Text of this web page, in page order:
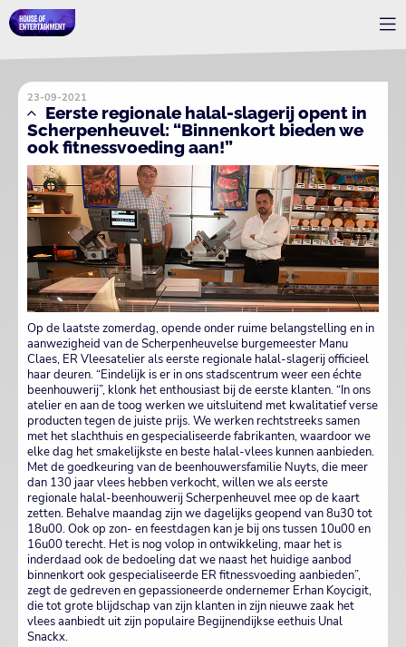
23-09-2021
Eerste regionale halal-slagerij opent in
Scherpenheuvel: “Binnenkort bieden we
ook fitnessvoeding aan!”
Op de laatste zomerdag, opende onder ruime belangstelling en in
aanwezigheid van de Scherpenheuvelse burgemeester Manu
Claes, ER Vleesatelier als eerste regionale halal-slagerij officieel
haar deuren. “Eindelijk is er in ons stadscentrum weer een échte
beenhouwerij”, klonk het enthousiast bij de eerste klanten. “In ons
atelier en aan de toog werken we uitsluitend met kwalitatief verse
producten tegen de juiste prijs. We werken rechtstreeks samen
met het slachthuis en gespecialiseerde fabrikanten, waardoor we
elke dag het smakelijkste en beste halal-vlees kunnen aanbieden.
Met de goedkeuring van de beenhouwersfamilie Nuyts, die meer
dan 130 jaar vlees hebben verkocht, willen we als eerste
regionale halal-beenhouwerij Scherpenheuvel mee op de kaart
zetten. Behalve maandag zijn we dagelijks geopend van 8u30 tot
18u00. Ook op zon- en feestdagen kan je bij ons tussen 10u00 en
16u00 terecht. Het is nog volop in ontwikkeling, maar het is
inderdaad ook de bedoeling dat we naast het huidige aanbod
binnenkort ook gespecialiseerde ER fitnessvoeding aanbieden”,
zegt de gedreven en gepassioneerde ondernemer Erhan Koycigit,
die tot grote blijdschap van zijn klanten in zijn nieuwe zaak het
vlees aanbiedt uit zijn populaire Begijnendijkse eethuis Unal
Snackx.